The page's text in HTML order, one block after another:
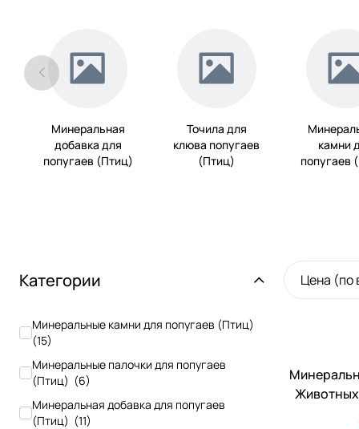
Минеральная
добавка для
попугаев (Птиц)
Точила для
клюва попугаев
(Птиц)
камни
попугаев
Категории
Минеральные камни для попугаев (Птиц)
(15)
Минеральные палочки для попугаев
(Птиц) (6)
Минеральная добавка для попугаев
(Птиц) (11)
Цена (по
Эльф